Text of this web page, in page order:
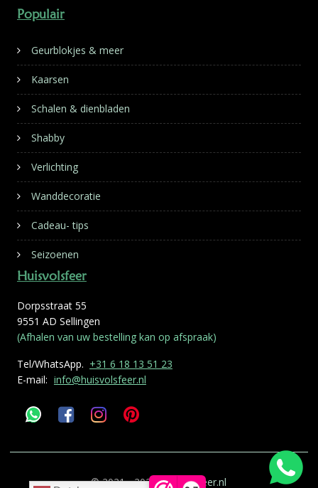
Populair
Geurblokjes & meer
Kaarsen
Schalen & dienbladen
Shabby
Verlichting
Wanddecoratie
Cadeau- tips
Seizoenen
Huisvolsfeer
Dorpsstraat 55
9551 AD Sellingen
(Afhalen van uw bestelling kan op afspraak)
Tel/WhatsApp. +31 6 18 13 51 23
E-mail: info@huisvolsfeer.nl
© 2021 - 2026Huisvolsfeer.nl